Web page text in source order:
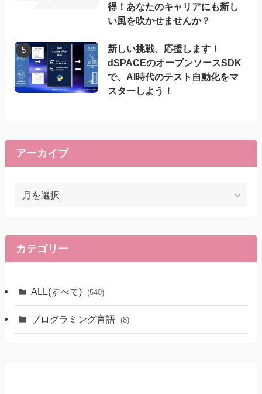
得！あなたのキャリアにも新し
い風を吹かせませんか？
新しい挑戦、応援します！
dSPACEのオープンソースSDK
で、AI時代のテスト自動化をマ
スターしよう！
アーカイブ
イ
ブ
カテゴリー
ALL(すべて) (540)
プログラミング言語 (8)